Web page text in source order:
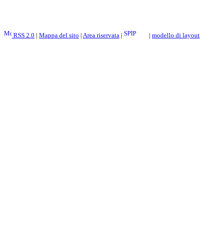
RSS 2.0 | Mappa del sito | Area riservata | | modello di layout